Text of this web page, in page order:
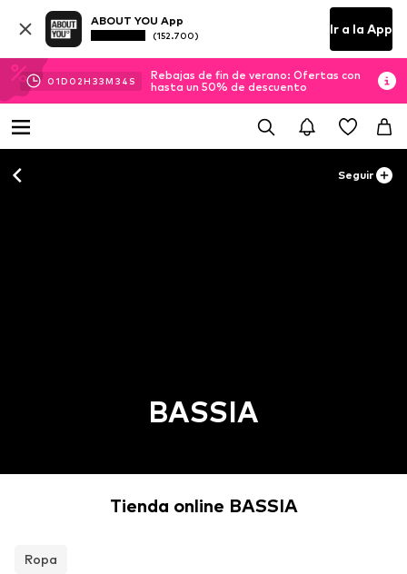
ABOUT YOU App
(152.700) Ir a la App
01D 02H 33M 33 S
Rebajas de fin de verano: Ofertas con
hasta un 50% de descuento
Seguir
BASSIA
Tienda online BASSIA
Ropa